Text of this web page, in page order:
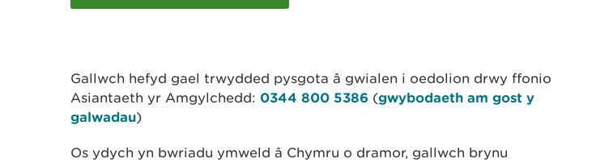
Gallwch hefyd gael trwydded pysgota â gwialen i oedolion drwy ffonio
Asiantaeth yr Amgylchedd: 0344 800 5386 (gwybodaeth am gost y
galwadau)
Os ydych yn bwriadu ymweld â Chymru o dramor, gallwch brynu